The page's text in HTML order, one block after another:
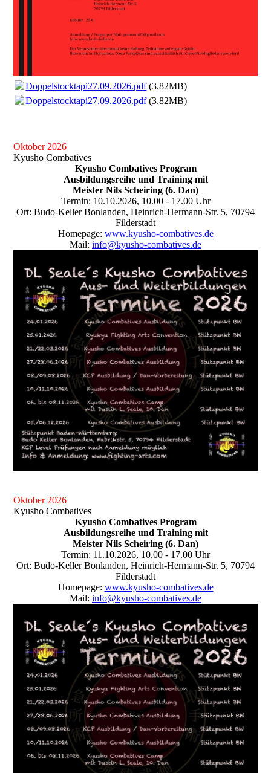
Doppelstocktapi27.09.2026.pdf(3.82MB)
Doppelstocktapi27.09.2026.pdf(3.82MB)
Oktober 2026
Kyusho Combatives
Kyusho Combatives Program
Ausbildungsreihe und Training mit
Meister Nils Scheiring (6. Dan)
Termin: 10.10.2026, 10.00 - 17.00 Uhr
Ort: Budo-Keller Bonlanden, Heinrich-Hermann-Str. 5, 70794
Filderstadt
Homepage: www.kyusho-combatives.de
Mail: info@kyusho-combatives.de
Oktober 2026
Kyusho Combatives
Kyusho Combatives Program
Ausbildungsreihe und Training mit
Meister Nils Scheiring (6. Dan)
Termin: 11.10.2026, 10.00 - 17.00 Uhr
Ort: Budo-Keller Bonlanden, Heinrich-Hermann-Str. 5, 70794
Filderstadt
Homepage: www.kyusho-combatives.de
Mail: info@kyusho-combatives.de